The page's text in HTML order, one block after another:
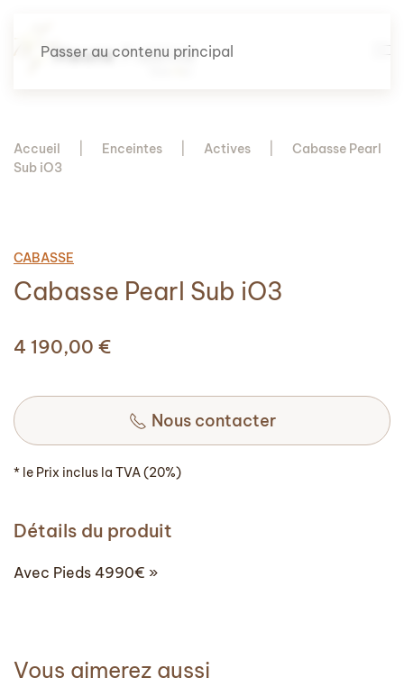
Passer au contenu principal
Accueil Enceintes Actives
Cabasse Pearl
Sub iO3
CABASSE
Cabasse Pearl Sub iO3
4 190,00 €
Nous contacter
* le Prix inclus la TVA (20%)
Détails du produit
Avec Pieds 4990€ »
Vous aimerez aussi